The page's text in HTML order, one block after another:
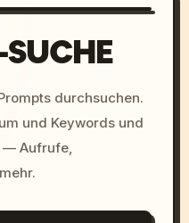
durchsuchen.
und Keywords und
— Aufrufe,